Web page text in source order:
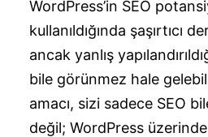
WordPress’in SEO
kullanıldığında şaşırtıcı
ancak yanlış
bile görünmez hale
amacı, sizi sadece SEO
değil; WordPress